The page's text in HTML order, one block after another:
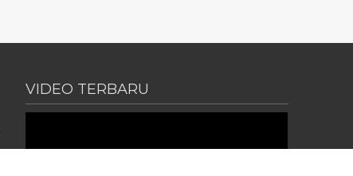
VIDEO TERBARU